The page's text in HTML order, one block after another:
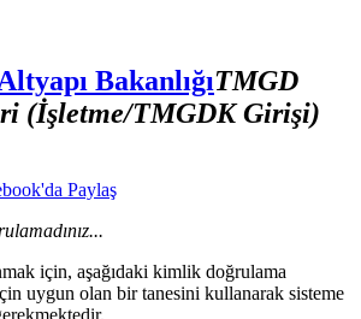
BakanlığıTMGD
(İşletme/TMGDK Girişi)
Paylaş
için, aşağıdaki kimlik doğrulama
uygun olan bir tanesini kullanarak sisteme